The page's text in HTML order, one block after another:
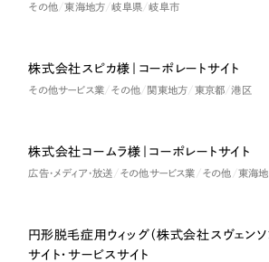
その他 東海地方 岐阜県 岐阜市
株式会社スピカ様｜コーポレートサイト
その他サービス業 その他 関東地方 東京都 港区
株式会社コームラ様｜コーポレートサイト
広告・メディア・放送 その他サービス業 その他 東海
円形脱毛症用ウィッグ（株式会社スヴェンソ
サイト・サービスサイト